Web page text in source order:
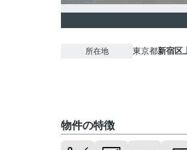
所在地 東京都新宿区
物件の特徴